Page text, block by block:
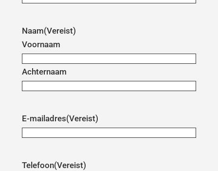
Naam(Vereist)
Voornaam
Achternaam
E-mailadres(Vereist)
Telefoon(Vereist)